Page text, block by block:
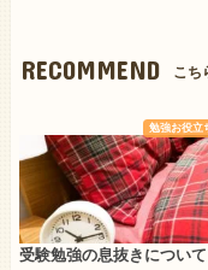
RECOMMEND こち
勉強お役立
受験勉強の息抜きについて